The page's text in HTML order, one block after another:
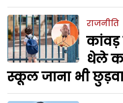
राजनीति
कांवड़
धेले
स्कूल जाना भी छुड़वा